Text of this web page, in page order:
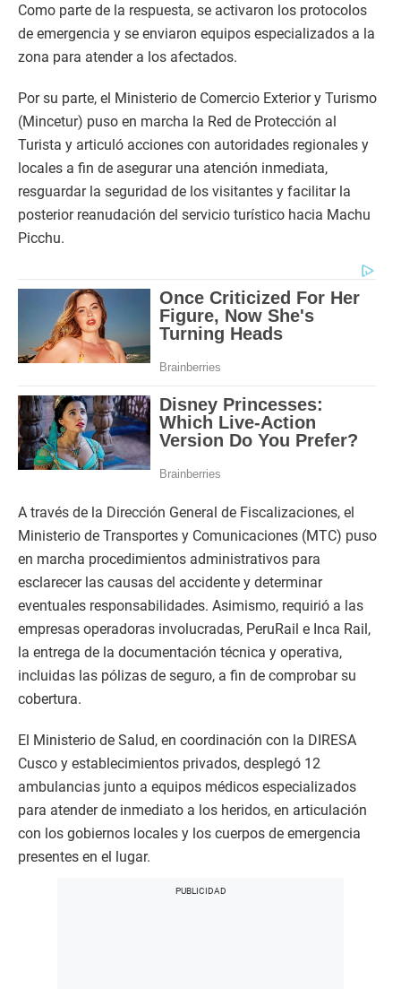
Como parte de la respuesta, se activaron los protocolos
de emergencia y se enviaron equipos especializados a la
zona para atender a los afectados.
Por su parte, el Ministerio de Comercio Exterior y Turismo
(Mincetur) puso en marcha la Red de Protección al
Turista y articuló acciones con autoridades regionales y
locales a fin de asegurar una atención inmediata,
resguardar la seguridad de los visitantes y facilitar la
posterior reanudación del servicio turístico hacia Machu
Picchu.
A través de la Dirección General de Fiscalizaciones, el
Ministerio de Transportes y Comunicaciones (MTC) puso
en marcha procedimientos administrativos para
esclarecer las causas del accidente y determinar
eventuales responsabilidades. Asimismo, requirió a las
empresas operadoras involucradas, PeruRail e Inca Rail,
la entrega de la documentación técnica y operativa,
incluidas las pólizas de seguro, a fin de comprobar su
cobertura.
El Ministerio de Salud, en coordinación con la DIRESA
Cusco y establecimientos privados, desplegó 12
ambulancias junto a equipos médicos especializados
para atender de inmediato a los heridos, en articulación
con los gobiernos locales y los cuerpos de emergencia
presentes en el lugar.